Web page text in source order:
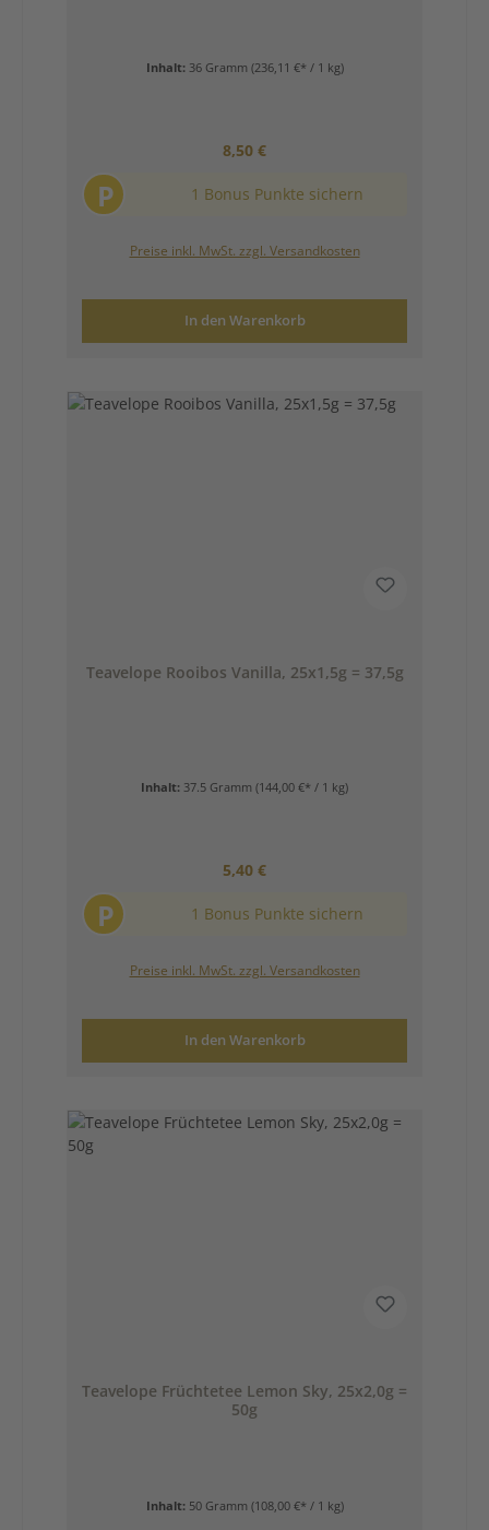
Inhalt: 36 Gramm (236,11 €* / 1 kg)
Regulärer Preis:
8,50 €
P 1 Bonus Punkte sichern
Preise inkl. MwSt. zzgl. Versandkosten
In den Warenkorb
Teavelope Rooibos Vanilla, 25x1,5g = 37,5g
Inhalt: 37.5 Gramm (144,00 €* / 1 kg)
Regulärer Preis:
5,40 €
P 1 Bonus Punkte sichern
Preise inkl. MwSt. zzgl. Versandkosten
In den Warenkorb
Teavelope Früchtetee Lemon Sky, 25x2,0g =
50g
Inhalt: 50 Gramm (108,00 €* / 1 kg)